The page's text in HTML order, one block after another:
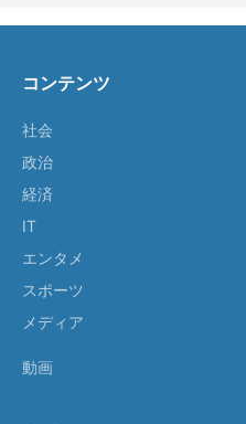
コンテンツ
社会
政治
経済
IT
エンタメ
スポーツ
メディア
動画